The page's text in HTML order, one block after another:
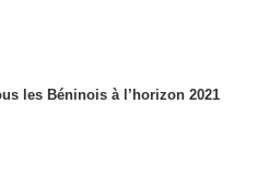
les Béninois à l’horizon 2021